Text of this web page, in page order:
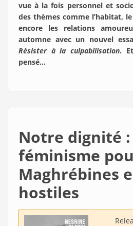
vue à la fois personnel et
des thèmes comme l’habitat,
encore les relations
automne avec un nouvel
Résister à la culpabilisation.
pensé...
Notre dignité
féminisme
Maghrébines
hostiles